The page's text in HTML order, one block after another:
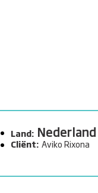
Land: Nederland
Cliënt: Aviko Rixona